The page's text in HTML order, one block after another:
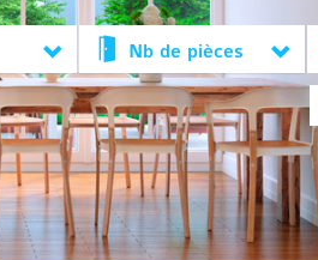
Nb de pièces